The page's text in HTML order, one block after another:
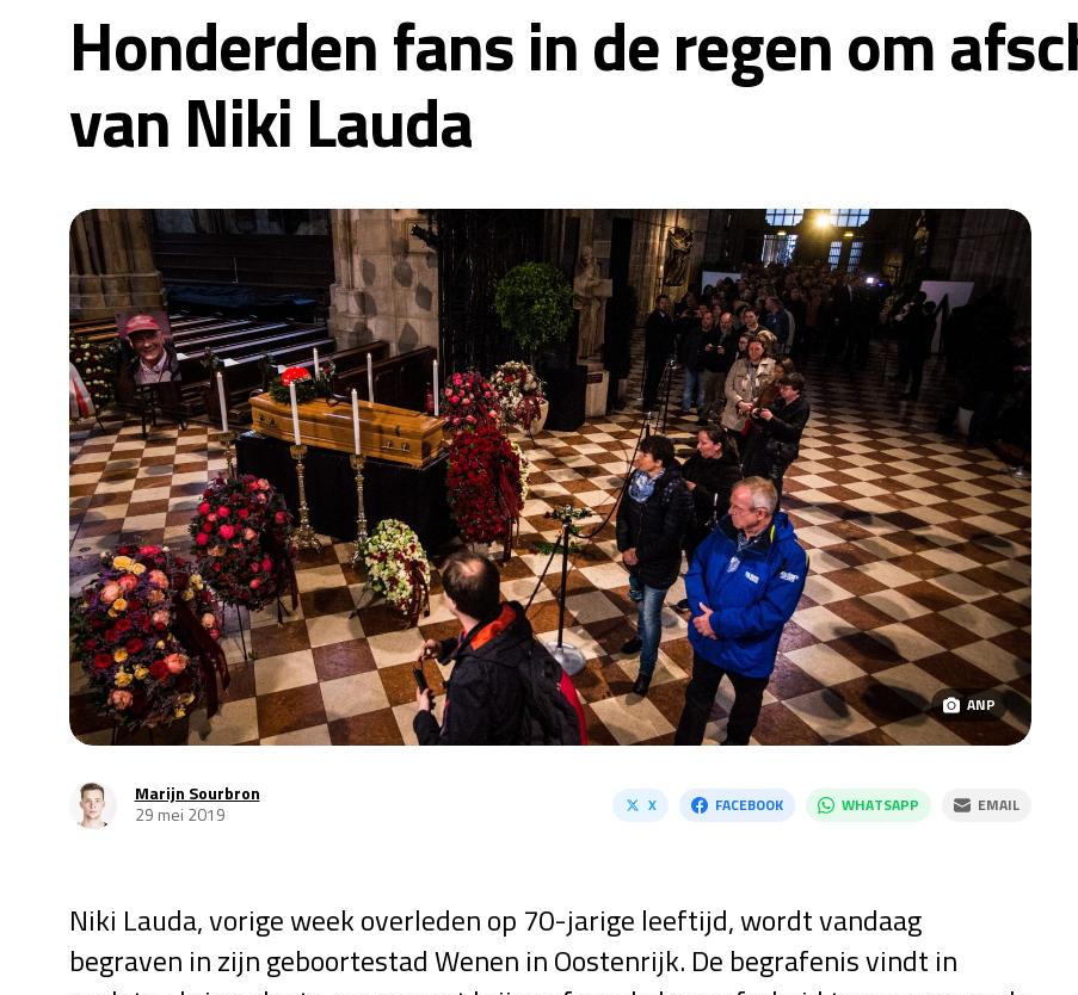
Honderden fans in de regen om
van Niki Lauda
ANP
Marijn Sourbron
29 mei 2019
X FACEBOOK WHATSAPP EMAIL
Niki Lauda, vorige week overleden op 70-jarige leeftijd, wordt vandaag
begraven in zijn geboortestad Wenen in Oostenrijk. De begrafenis vindt in